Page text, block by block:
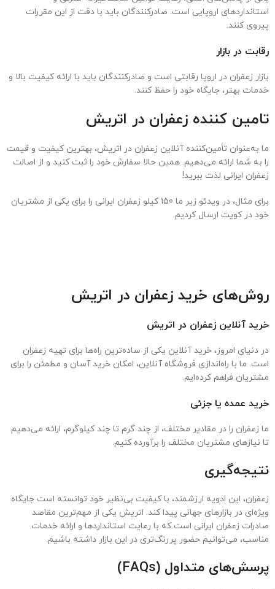
استانداردهای اروپایی است. صادرکنندگان باید با دقت از این مقررات
پیروی کنند.
رقابت در بازار
بازار زعفران در اروپا رقابتی است و صادرکنندگان باید با ارائه کیفیت بالا و
خدمات بهتر، جایگاه خود را حفظ کنند.
تامین کننده زعفران در اتریش
ما به‌عنوان تأمین‌کننده آنلاین زعفران در اتریش، بهترین کیفیت و قیمت
را به شما ارائه می‌دهیم. همین حالا سفارش خود را ثبت کنید و از اصالت
زعفران ایرانی لذت ببرید!
برای مثال، در ویدئو زیر ما 150 کیلو زعفران ایرانی را برای یکی از مشتریان
خود در کویت ارسال کردیم.
روش‌های خرید زعفران در اتریش
خرید آنلاین زعفران در اتریش
در دنیای امروز، خرید آنلاین یکی از ساده‌ترین راه‌ها برای تهیه زعفران
است. ما با راه‌اندازی فروشگاه آنلاین، امکان خرید آسان و مطمئن را برای
مشتریان فراهم کرده‌ایم.
خرید عمده یا جزئی
ما زعفران را در مقادیر مختلف، از چند گرم تا چند کیلوگرم، ارائه می‌دهیم
تا نیازهای مشتریان مختلف را برآورده کنیم.
نتیجه‌گیری
زعفران، این ادویه ارزشمند، با کیفیت بی‌نظیر خود توانسته است جایگاه
ویژه‌ای در بازارهای جهانی پیدا کند. اتریش یکی از مهم‌ترین مقاصد
صادرات زعفران ایرانی است که با رعایت استانداردها و ارائه خدمات
مناسب، می‌توانیم حضور پررنگ‌تری در این بازار داشته باشیم.
پرسش‌های متداول (FAQs)